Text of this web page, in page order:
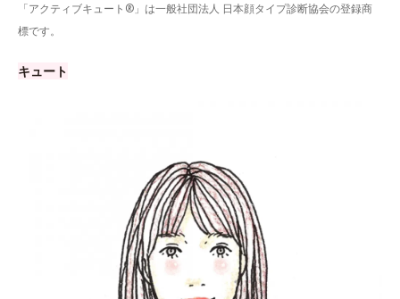
「アクティブキュート®」は一般社団法人 日本顔タイプ診断協会の登録商
標です。
キュート